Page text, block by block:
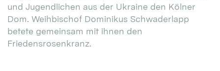
und Jugendlichen aus der Ukraine den Kölner
Dom. Weihbischof Dominikus Schwaderlapp
betete gemeinsam mit ihnen den
Friedensrosenkranz.